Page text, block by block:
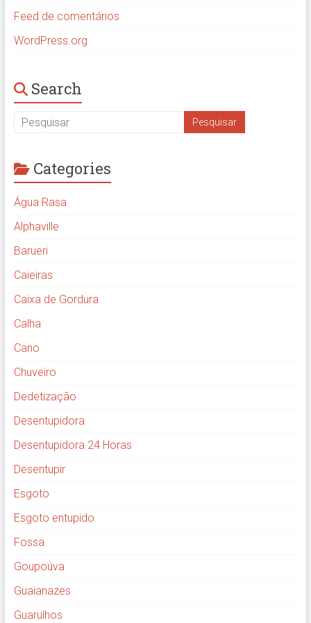
Feed de comentários
WordPress.org
Search
Categories
Água Rasa
Alphaville
Barueri
Caieiras
Caixa de Gordura
Calha
Cano
Chuveiro
Dedetização
Desentupidora
Desentupidora 24 Horas
Desentupir
Esgoto
Esgoto entupido
Fossa
Goupoúva
Guaianazes
Guarulhos